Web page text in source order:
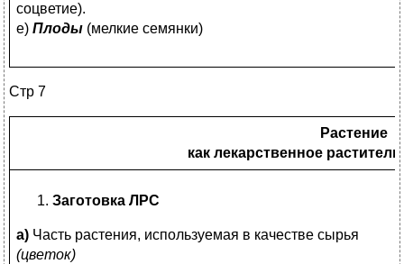
соцветие).
е) Плоды (мелкие семянки)
Стр 7
Растение
как лекарственное
Заготовка ЛРС
а) Часть растения, используемая в качестве сырья
(цветок)